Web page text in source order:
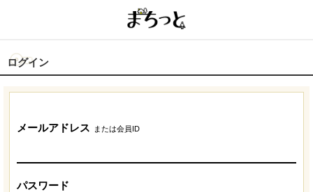
ログイン
メールアドレス または会員ID
パスワード